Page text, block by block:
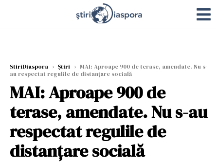
StiriDiaspora › Știri › MAI: Aproape 900 de terase, amendate. Nu s-
au respectat regulile de distanțare socială
MAI: Aproape 900 de
terase, amendate. Nu s-au
respectat regulile de
distanțare socială